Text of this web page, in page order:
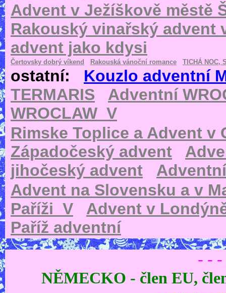
Advent v Ježíškově městě
Rakouský vinařský advent
advent jako kdysi
Čertovsky dobrý víkend Rakouská vánoční romance TICHÁ NOC,
ostatní:
Kouzlo adventní
TERMARIS
Adventní
WROCLAW_V
Rimske Toplice a Advent v
Západočeský advent
jihočeský advent
Advent na Slovensku a v
Paříži_V
Advent v
Paříž adventní
- - -
NĚMECKO - člen EU,